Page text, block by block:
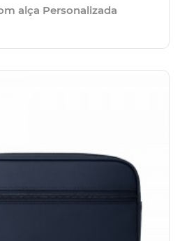
alça Personalizada